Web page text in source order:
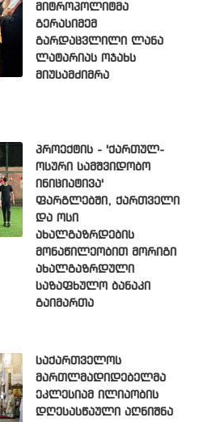
მიტროპოლიტმა
გერასიმემ
გარდაცვლილი ლანა
ლატარიას ოჯახს
მიუსამძიმრა
პროექტის - 'ქართულ-
ოსური სამშვიდობო
ინიციატივა'
ფარგლებში, ქართველი
და ოსი
ახალგაზრდების
მონაწილეობით მორიგი
ახალგაზრდული
საზაფხულო ბანაკი
გაიმართა
საქართველოს
მართლმადიდებელმა
ეკლესიამ ილიაობის
დღესასწაული აღნიშნა